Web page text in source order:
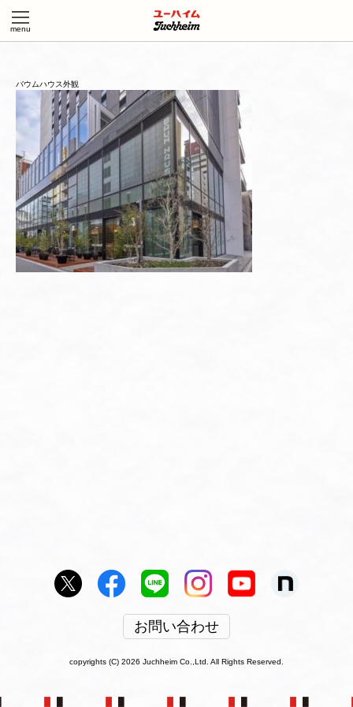
バウムハウス外観
お問い合わせ
copyrights (C) 2026 Juchheim Co.,Ltd. All Rights Reserved.